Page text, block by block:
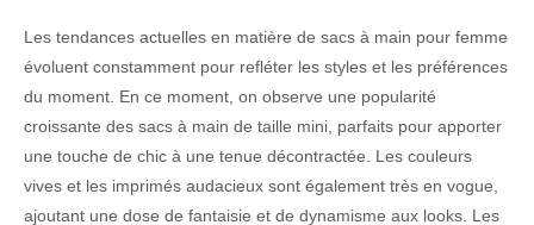
Les tendances actuelles en matière de sacs à main pour femme
évoluent constamment pour refléter les styles et les préférences
du moment. En ce moment, on observe une popularité
croissante des sacs à main de taille mini, parfaits pour apporter
une touche de chic à une tenue décontractée. Les couleurs
vives et les imprimés audacieux sont également très en vogue,
ajoutant une dose de fantaisie et de dynamisme aux looks. Les